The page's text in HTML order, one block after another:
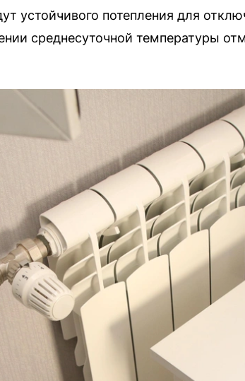
устойчивого потепления для
среднесуточной температуры